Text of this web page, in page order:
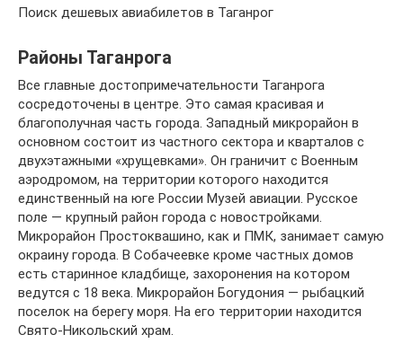
Поиск дешевых авиабилетов в Таганрог
Районы Таганрога
Все главные достопримечательности Таганрога
сосредоточены в центре. Это самая красивая и
благополучная часть города. Западный микрорайон в
основном состоит из частного сектора и кварталов с
двухэтажными «хрущевками». Он граничит с Военным
аэродромом, на территории которого находится
единственный на юге России Музей авиации. Русское
поле — крупный район города с новостройками.
Микрорайон Простоквашино, как и ПМК, занимает самую
окраину города. В Собачеевке кроме частных домов
есть старинное кладбище, захоронения на котором
ведутся с 18 века. Микрорайон Богудония — рыбацкий
поселок на берегу моря. На его территории находится
Свято-Никольский храм.